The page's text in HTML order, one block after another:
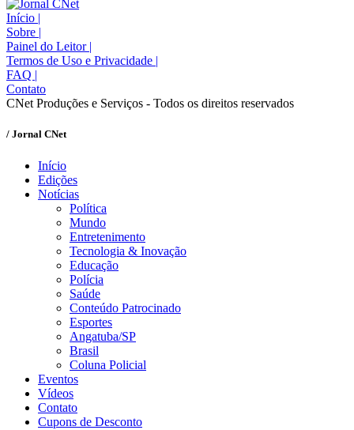
Início |
Sobre |
Painel do Leitor |
Termos de Uso e Privacidade |
FAQ |
Contato
CNet Produções e Serviços - Todos os direitos reservados
/ Jornal CNet
Início
Edições
Notícias
Política
Mundo
Entretenimento
Tecnologia & Inovação
Educação
Polícia
Saúde
Conteúdo Patrocinado
Esportes
Angatuba/SP
Brasil
Coluna Policial
Eventos
Vídeos
Contato
Cupons de Desconto